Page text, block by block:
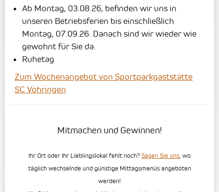
Ab Montag, 03.08.26, befinden wir uns in
unseren Betriebsferien bis einschließlich
Montag, 07.09.26. Danach sind wir wieder wie
gewohnt für Sie da.
Ruhetag
Zum Wochenangebot von Sportparkgaststätte
SC Vöhringen
Mitmachen und Gewinnen!
Ihr Ort oder Ihr Lieblingslokal fehlt noch? Sagen Sie uns, wo
täglich wechselnde und günstige Mittagsmenüs angeboten
werden!